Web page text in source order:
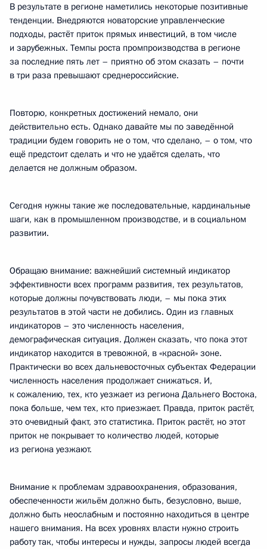
В результате в регионе наметились некоторые позитивные
тенденции. Внедряются новаторские управленческие
подходы, растёт приток прямых инвестиций, в том числе
и зарубежных. Темпы роста промпроизводства в регионе
за последние пять лет – приятно об этом сказать – почти
в три раза превышают среднероссийские.
Повторю, конкретных достижений немало, они
действительно есть. Однако давайте мы по заведённой
традиции будем говорить не о том, что сделано, – о том, что
ещё предстоит сделать и что не удаётся сделать, что
делается не должным образом.
Сегодня нужны такие же последовательные, кардинальные
шаги, как в промышленном производстве, и в социальном
развитии.
Обращаю внимание: важнейший системный индикатор
эффективности всех программ развития, тех результатов,
которые должны почувствовать люди, – мы пока этих
результатов в этой части не добились. Один из главных
индикаторов – это численность населения,
демографическая ситуация. Должен сказать, что пока этот
индикатор находится в тревожной, в «красной» зоне.
Практически во всех дальневосточных субъектах Федерации
численность населения продолжает снижаться. И,
к сожалению, тех, кто уезжает из региона Дальнего Востока,
пока больше, чем тех, кто приезжает. Правда, приток растёт,
это очевидный факт, это статистика. Приток растёт, но этот
приток не покрывает то количество людей, которые
из региона уезжают.
Внимание к проблемам здравоохранения, образования,
обеспеченности жильём должно быть, безусловно, выше,
должно быть неослабным и постоянно находиться в центре
нашего внимания. На всех уровнях власти нужно строить
работу так, чтобы интересы и нужды, запросы людей всегда